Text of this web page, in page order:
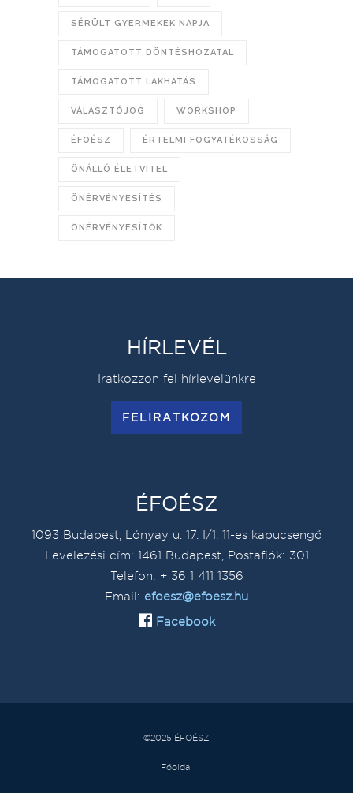
SÉRÜLT GYERMEKEK NAPJA
TÁMOGATOTT DÖNTÉSHOZATAL
TÁMOGATOTT LAKHATÁS
VÁLASZTÓJOG WORKSHOP
ÉFOÉSZ ÉRTELMI FOGYATÉKOSSÁG
ÖNÁLLÓ ÉLETVITEL
ÖNÉRVÉNYESÍTÉS
ÖNÉRVÉNYESÍTŐK
HÍRLEVÉL
Iratkozzon fel hírlevelünkre
FELIRATKOZOM
ÉFOÉSZ
1093 Budapest, Lónyay u. 17. I/1. 11-es kapucsengő
Levelezési cím: 1461 Budapest, Postafiók: 301
Telefon: + 36 1 411 1356
Email: efoesz@efoesz.hu
Facebook
©2025 ÉFOÉSZ
Főoldal